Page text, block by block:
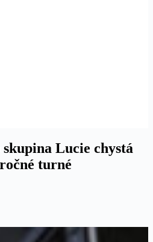
Lucie chystá
turné